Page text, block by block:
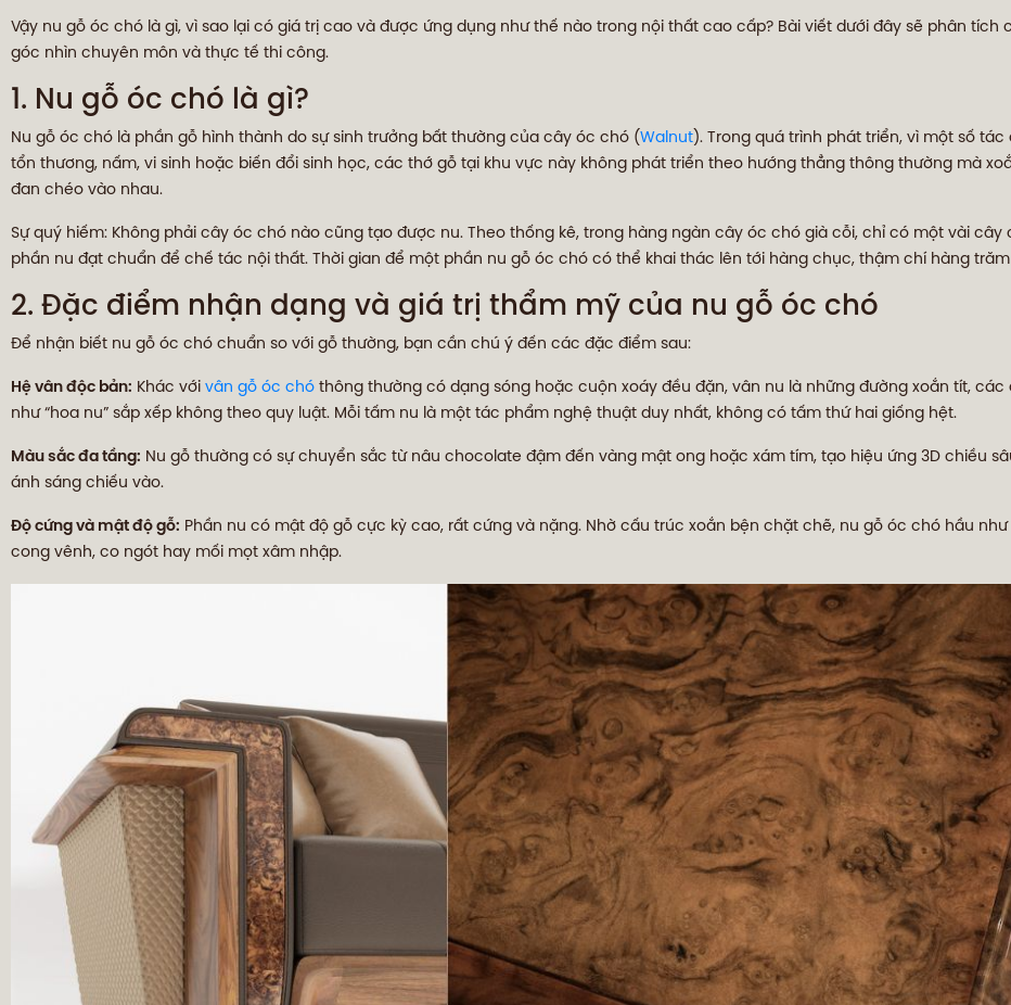
Vậy nu gỗ óc chó là gì, vì sao lại có giá trị cao và được ứng dụng như thế nào trong nội thất cao cấp? Bài viết dưới đây sẽ phân tích
góc nhìn chuyên môn và thực tế thi công.
1. Nu gỗ óc chó là gì?
Nu gỗ óc chó là phần gỗ hình thành do sự sinh trưởng bất thường của cây óc chó (Walnut). Trong quá trình phát triển, vì một số tác
tổn thương, nấm, vi sinh hoặc biến đổi sinh học, các thớ gỗ tại khu vực này không phát triển theo hướng thẳng thông thường mà
đan chéo vào nhau.
Sự quý hiếm: Không phải cây óc chó nào cũng tạo được nu. Theo thống kê, trong hàng ngàn cây óc chó già cỗi, chỉ có một vài cây
phần nu đạt chuẩn để chế tác nội thất. Thời gian để một phần nu gỗ óc chó có thể khai thác lên tới hàng chục, thậm chí hàng
2. Đặc điểm nhận dạng và giá trị thẩm mỹ của nu gỗ óc chó
Để nhận biết nu gỗ óc chó chuẩn so với gỗ thường, bạn cần chú ý đến các đặc điểm sau:
Hệ vân độc bản: Khác với vân gỗ óc chó thông thường có dạng sóng hoặc cuộn xoáy đều đặn, vân nu là những đường xoắn tít, các
như “hoa nu” sắp xếp không theo quy luật. Mỗi tấm nu là một tác phẩm nghệ thuật duy nhất, không có tấm thứ hai giống hệt.
Màu sắc đa tầng: Nu gỗ thường có sự chuyển sắc từ nâu chocolate đậm đến vàng mật ong hoặc xám tím, tạo hiệu ứng 3D chiều
ánh sáng chiếu vào.
Độ cứng và mật độ gỗ: Phần nu có mật độ gỗ cực kỳ cao, rất cứng và nặng. Nhờ cấu trúc xoắn bện chặt chẽ, nu gỗ óc chó hầu như
cong vênh, co ngót hay mối mọt xâm nhập.